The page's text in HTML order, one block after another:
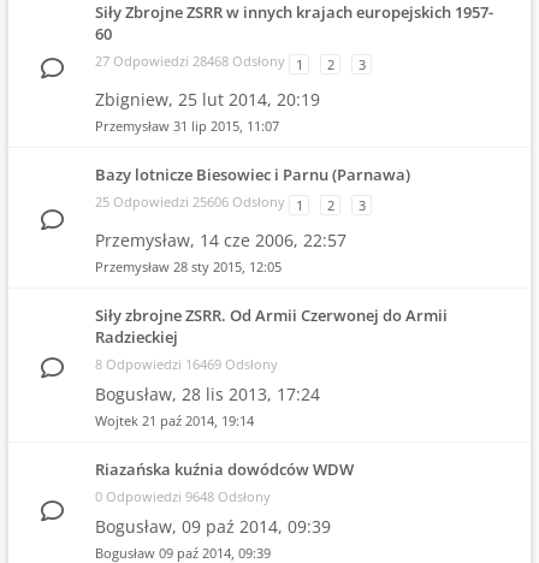
Siły Zbrojne ZSRR w innych krajach europejskich 1957-
60
27 Odpowiedzi 28468 Odsłony 1 2 3
Zbigniew, 25 lut 2014, 20:19
Przemysław 31 lip 2015, 11:07
Bazy lotnicze Biesowiec i Parnu (Parnawa)
25 Odpowiedzi 25606 Odsłony 1 2 3
Przemysław, 14 cze 2006, 22:57
Przemysław 28 sty 2015, 12:05
Siły zbrojne ZSRR. Od Armii Czerwonej do Armii
Radzieckiej
8 Odpowiedzi 16469 Odsłony
Bogusław, 28 lis 2013, 17:24
Wojtek 21 paź 2014, 19:14
Riazańska kuźnia dowódców WDW
0 Odpowiedzi 9648 Odsłony
Bogusław, 09 paź 2014, 09:39
Bogusław 09 paź 2014, 09:39